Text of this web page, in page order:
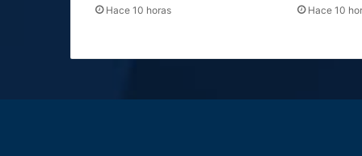
Hace 10 horas Hace 10